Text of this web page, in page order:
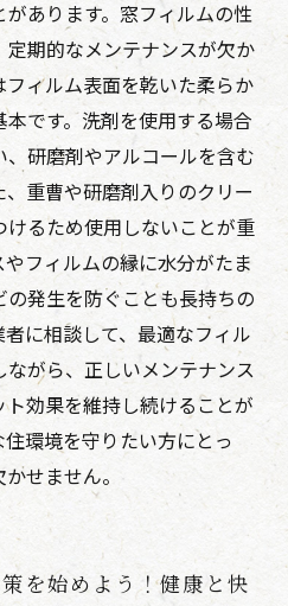
あります。窓フィルムの性
期的なメンテナンスが欠か
ィルム表面を乾いた柔らか
です。洗剤を使用する場合
研磨剤やアルコールを含む
重曹や研磨剤入りのクリー
るため使用しないことが重
フィルムの縁に水分がたま
発生を防ぐことも長持ちの
に相談して、最適なフィル
がら、正しいメンテナンス
効果を維持し続けることが
環境を守りたい方にとっ
せません。
を始めよう！健康と快